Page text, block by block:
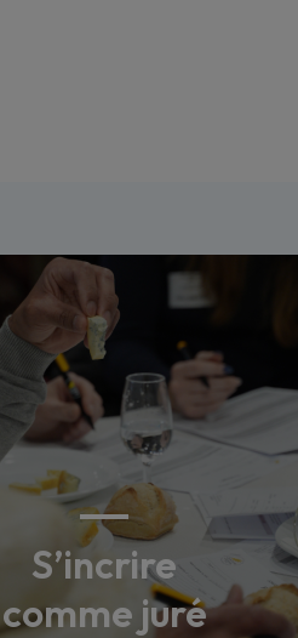
S’incrire
comme juré